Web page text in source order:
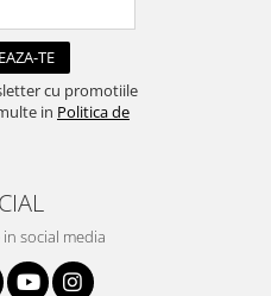
cu promotiile
in Politica de
social media